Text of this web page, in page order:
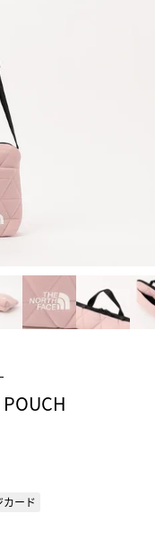
カード